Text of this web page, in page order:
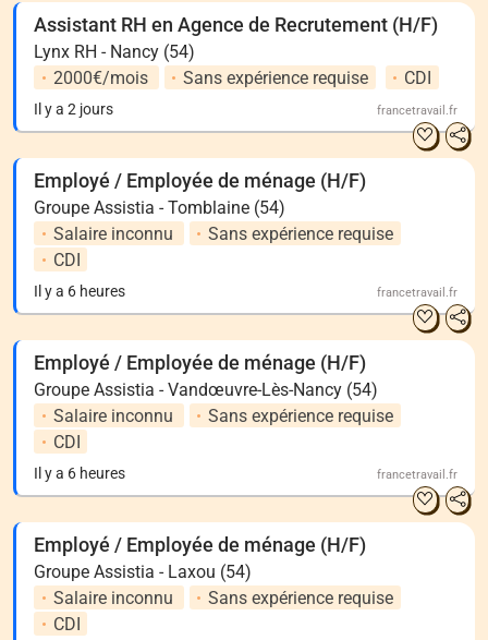
Assistant RH en Agence de Recrutement (H/F)
Lynx RH - Nancy (54)
2000€/mois
Sans expérience requise CDI
Il y a 2 jours francetravail.fr
Employé / Employée de ménage (H/F)
Groupe Assistia - Tomblaine (54)
Salaire inconnu
Sans expérience requise
CDI
Il y a 6 heures francetravail.fr
Employé / Employée de ménage (H/F)
Groupe Assistia - Vandœuvre-Lès-Nancy (54)
Salaire inconnu
Sans expérience requise
CDI
Il y a 6 heures francetravail.fr
Employé / Employée de ménage (H/F)
Groupe Assistia - Laxou (54)
Salaire inconnu
Sans expérience requise
CDI